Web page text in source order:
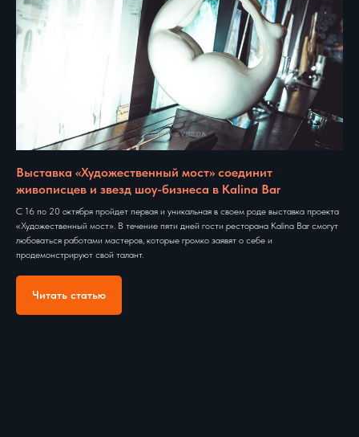
Выставка «Художественный мост» соединит
живописцев и звезд шоу-бизнеса в Kalina Bar
С 16 по 20 октября пройдет первая и уникальная в своем роде выставка проекта
«Художественный мост». В течение пяти дней гости ресторана Kalina Bar смогут
любоваться работами мастеров, которые громко заявят о себе и
продемонстрируют свой талант.
Читать статью